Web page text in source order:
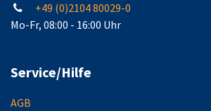
+49 (0)2104 80029-0
Mo-Fr, 08:00 - 16:00 Uhr
Service/Hilfe
AGB